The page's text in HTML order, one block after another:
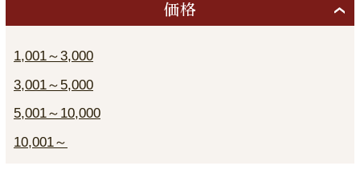
価格
1,001～3,000
3,001～5,000
5,001～10,000
10,001～